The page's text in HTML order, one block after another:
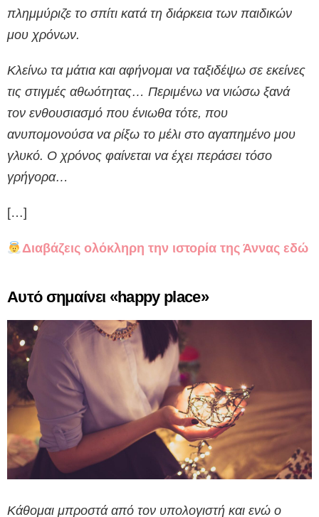
πλημμύριζε το σπίτι κατά τη διάρκεια των παιδικών
μου χρόνων.
Κλείνω τα μάτια και αφήνομαι να ταξιδέψω σε εκείνες
τις στιγμές αθωότητας… Περιμένω να νιώσω ξανά
τον ενθουσιασμό που ένιωθα τότε, που
ανυπομονούσα να ρίξω το μέλι στο αγαπημένο μου
γλυκό. Ο χρόνος φαίνεται να έχει περάσει τόσο
γρήγορα…
[…]
Διαβάζεις ολόκληρη την ιστορία της Άννας εδώ
Αυτό σημαίνει «happy place»
Κάθομαι μπροστά από τον υπολογιστή και ενώ ο